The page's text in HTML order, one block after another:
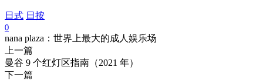
日式 日按
0
nana plaza：世界上最大的成人娱乐场
上一篇
曼谷 9 个红灯区指南（2021 年）
下一篇